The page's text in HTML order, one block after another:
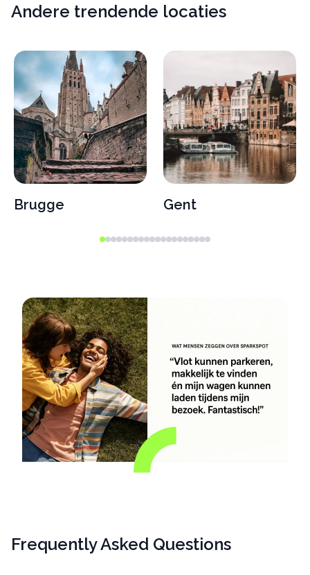
Andere trendende locaties
Brugge Gent
Frequently Asked Questions